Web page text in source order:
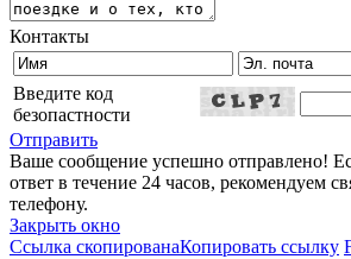
Контакты
Введите код
безопастности
Отправить
Ваше сообщение успешно отправлено!
ответ в течение 24 часов, рекомендуем
телефону.
Закрыть окно
Ссылка скопированаКопировать ссылку